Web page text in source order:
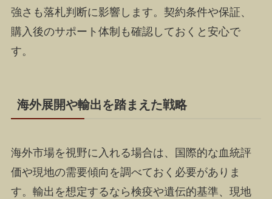
強さも落札判断に影響します。契約条件や保証、
購入後のサポート体制も確認しておくと安心で
す。
海外展開や輸出を踏まえた戦略
海外市場を視野に入れる場合は、国際的な血統評
価や現地の需要傾向を調べておく必要がありま
す。輸出を想定するなら検疫や遺伝的基準、現地